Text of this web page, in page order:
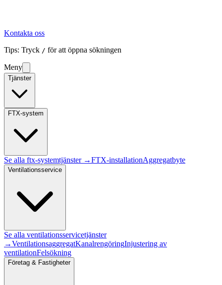
Kontakta oss
Tips: Tryck / för att öppna sökningen
Meny
Tjänster
FTX-system
Se alla ftx-systemtjänster →FTX-installationAggregatbyte
Ventilationsservice
Se alla ventilationsservicetjänster
→VentilationsaggregatKanalrengöringInjustering av
ventilationFelsökning
Företag & Fastigheter